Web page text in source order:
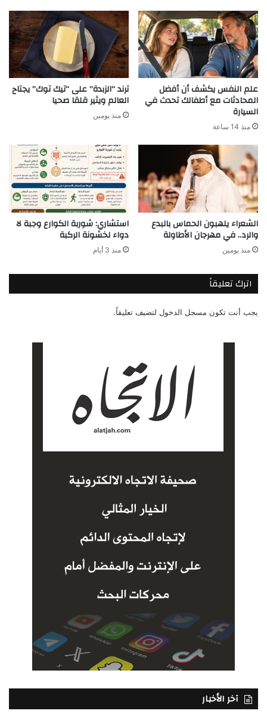
علم النفس يكشف أن أفضل
المحادثات مع أطفالك تحدث في
السيارة
منذ 14 ساعة
ترند “الزبدة” على “تيك توك” يجتاح
العالم ويثير قلقا صحيا
منذ يومين
الشعراء يلهبون الحماس بالبدع
والرد.. في مهرجان الأطاولة
منذ يومين
استشاري: شوربة الكوارع وجبة لا
دواء لخشونة الركبة
منذ 3 أيام
اترك تعليقاً
يجب أنت تكون مسجل الدخول لتضيف تعليقاً.
آخر الأخبار